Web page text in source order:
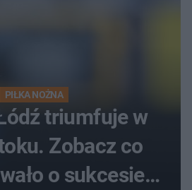
PIŁKA NOŻNA
triumfuje w
Zobacz co
o sukcesie